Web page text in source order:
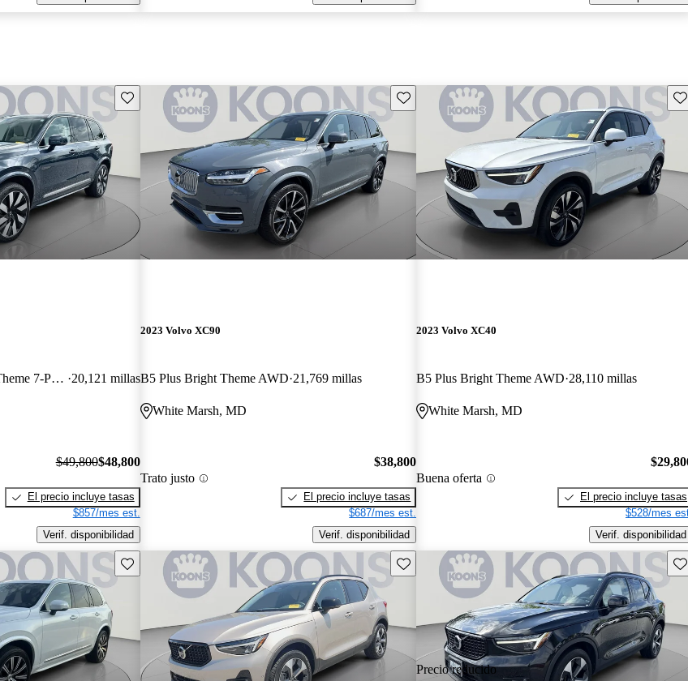
Guarda este Aviso
Recharge T8 Plus Bright Theme 7-Passenger eAWD 20,121 millas
$49,800$48,800
El precio incluye tasas
$857/mes est.
Verif. disponibilidad
Guarda este Aviso
2023 Volvo XC90
B5 Plus Bright Theme AWD 21,769 millas
White Marsh, MD
Trato justo
$38,800
El precio incluye tasas
$687/mes est.
Verif. disponibilidad
2023 Volvo XC40
B5 Plus Bright Theme AWD 28,110 millas
White Marsh, MD
Buena oferta
El precio incluye tasas
$528/mes
Verif. disponibilidad
Guarda este Aviso Guarda este Aviso
Precio reducido